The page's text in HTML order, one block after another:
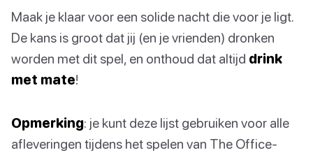
Maak je klaar voor een solide nacht die voor je ligt.
De kans is groot dat jij (en je vrienden) dronken
worden met dit spel, en onthoud dat altijd drink
met mate!
Opmerking: je kunt deze lijst gebruiken voor alle
afleveringen tijdens het spelen van The Office-